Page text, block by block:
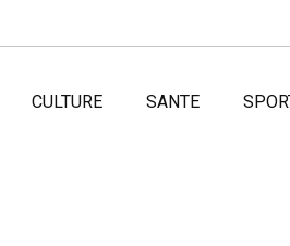
CULTURE SANTE